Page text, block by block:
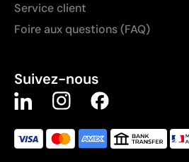
Service client
Foire aux questions (FAQ)
Suivez-nous